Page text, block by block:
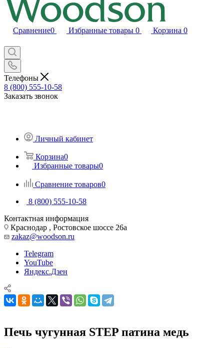
Сравнение0 Избранные товары 0 Корзина 0
Телефоны
8 (800) 555-10-58
Заказать звонок
Личный кабинет
Корзина0
Избранные товары0
Сравнение товаров0
8 (800) 555-10-58
Контактная информация
Краснодар , Ростовское шоссе 26а
zakaz@woodson.ru
Telegram
YouTube
Яндекс.Дзен
Печь чугунная STEP патина медь